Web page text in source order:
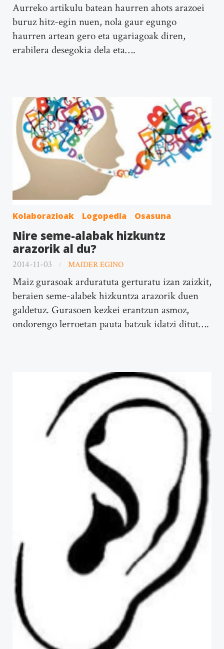
Aurreko artikulu batean haurren ahots arazoei
buruz hitz-egin nuen, nola gaur egungo
haurren artean gero eta ugariagoak diren,
erabilera desegokia dela eta….
Kolaborazioak Logopedia Osasuna
Nire seme-alabak hizkuntz
arazorik al du?
2014-11-03 MAIDER EGINO
Maiz gurasoak arduratuta gerturatu izan zaizkit,
beraien seme-alabek hizkuntza arazorik duen
galdetuz. Gurasoen kezkei erantzun asmoz,
ondorengo lerroetan pauta batzuk idatzi ditut….